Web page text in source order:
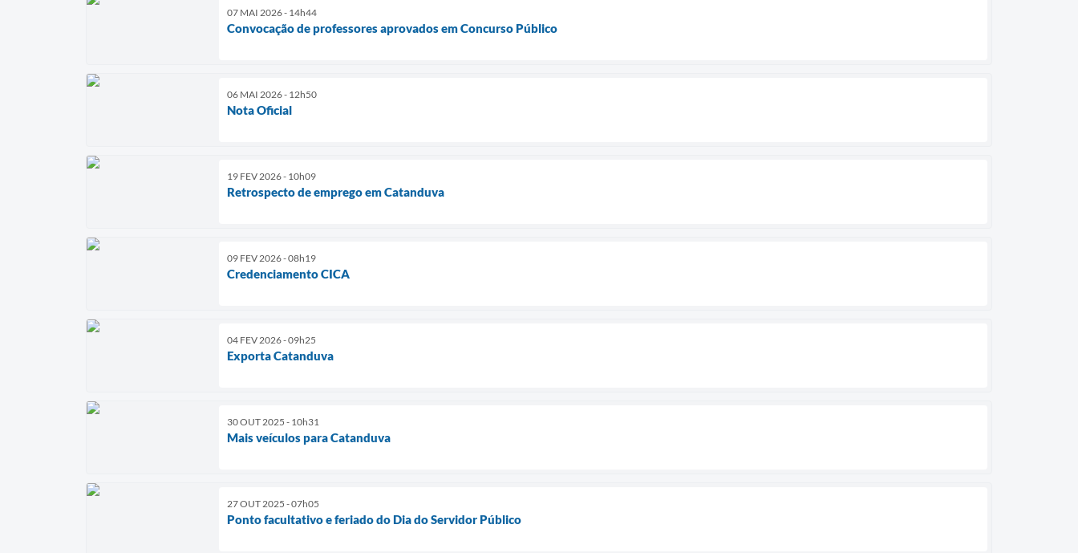
07 MAI 2026 - 14h44
Convocação de professores aprovados em Concurso Público
06 MAI 2026 - 12h50
Nota Oficial
19 FEV 2026 - 10h09
Retrospecto de emprego em Catanduva
09 FEV 2026 - 08h19
Credenciamento CICA
04 FEV 2026 - 09h25
Exporta Catanduva
30 OUT 2025 - 10h31
Mais veículos para Catanduva
27 OUT 2025 - 07h05
Ponto facultativo e feriado do Dia do Servidor Público